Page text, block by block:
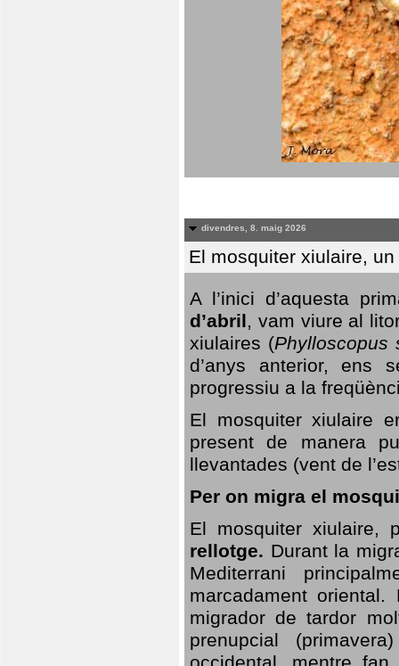
divendres, 8. maig 2026
El mosquiter xiulaire,
A l’inici d’aquesta
d’abril, vam viure al
xiulaires (Phylloscopus
d’anys anterior, ens
progressiu a la
El mosquiter xiulaire
present de manera
llevantades (vent de
Per on migra el
El mosquiter xiulaire,
rellotge. Durant la
Mediterrani
marcadament
migrador de tardor
prenupcial